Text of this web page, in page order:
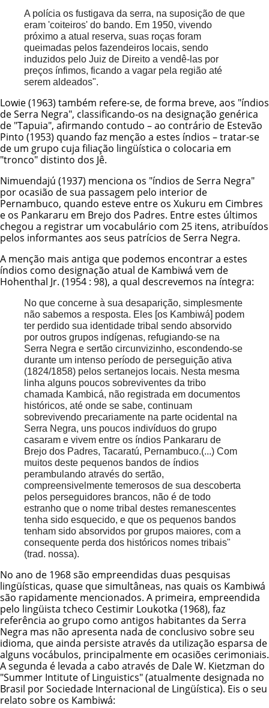
A polícia os fustigava da serra, na suposição de que
eram 'coiteiros' do bando. Em 1950, vivendo
próximo a atual reserva, suas roças foram
queimadas pelos fazendeiros locais, sendo
induzidos pelo Juiz de Direito a vendê-las por
preços ínfimos, ficando a vagar pela região até
serem aldeados".
Lowie (1963) também refere-se, de forma breve, aos "índios
de Serra Negra", classificando-os na designação genérica
de "Tapuia", afirmando contudo – ao contrário de Estevão
Pinto (1953) quando faz menção a estes índios – tratar-se
de um grupo cuja filiação lingüística o colocaria em
"tronco" distinto dos Jê.
Nimuendajú (1937) menciona os "índios de Serra Negra"
por ocasião de sua passagem pelo interior de
Pernambuco, quando esteve entre os Xukuru em Cimbres
e os Pankararu em Brejo dos Padres. Entre estes últimos
chegou a registrar um vocabulário com 25 itens, atribuídos
pelos informantes aos seus patrícios de Serra Negra.
A menção mais antiga que podemos encontrar a estes
índios como designação atual de Kambiwá vem de
Hohenthal Jr. (1954 : 98), a qual descrevemos na íntegra:
No que concerne à sua desaparição, simplesmente
não sabemos a resposta. Eles [os Kambiwá] podem
ter perdido sua identidade tribal sendo absorvido
por outros grupos indígenas, refugiando-se na
Serra Negra e sertão circunvizinho, escondendo-se
durante um intenso período de perseguição ativa
(1824/1858) pelos sertanejos locais. Nesta mesma
linha alguns poucos sobreviventes da tribo
chamada Kambicá, não registrada em documentos
históricos, até onde se sabe, continuam
sobrevivendo precariamente na parte ocidental na
Serra Negra, uns poucos indivíduos do grupo
casaram e vivem entre os índios Pankararu de
Brejo dos Padres, Tacaratú, Pernambuco.(...) Com
muitos deste pequenos bandos de índios
perambulando através do sertão,
compreensivelmente temerosos de sua descoberta
pelos perseguidores brancos, não é de todo
estranho que o nome tribal destes remanescentes
tenha sido esquecido, e que os pequenos bandos
tenham sido absorvidos por grupos maiores, com a
consequente perda dos históricos nomes tribais"
(trad. nossa).
No ano de 1968 são empreendidas duas pesquisas
lingüísticas, quase que simultâneas, nas quais os Kambiwá
são rapidamente mencionados. A primeira, empreendida
pelo lingüista tcheco Cestimir Loukotka (1968), faz
referência ao grupo como antigos habitantes da Serra
Negra mas não apresenta nada de conclusivo sobre seu
idioma, que ainda persiste através da utilização esparsa de
alguns vocábulos, principalmente em ocasiões cerimoniais.
A segunda é levada a cabo através de Dale W. Kietzman do
"Summer Intitute of Linguistics" (atualmente designada no
Brasil por Sociedade Internacional de Lingüística). Eis o seu
relato sobre os Kambiwá: